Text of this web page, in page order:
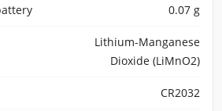
0.07 g
Lithium-Manganese
Dioxide (LiMnO2)
CR2032